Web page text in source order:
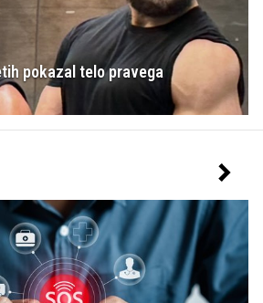
pokazal telo pravega